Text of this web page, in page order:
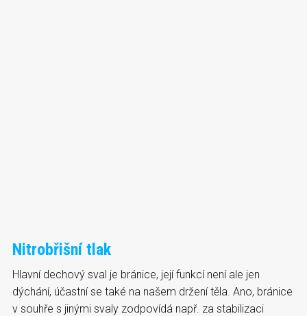
Nitrobřišní tlak
Hlavní dechový sval je bránice, její funkcí není ale jen
dýchání, účastní se také na našem držení těla. Ano, bránice
v souhře s jinými svaly zodpovídá např. za stabilizaci